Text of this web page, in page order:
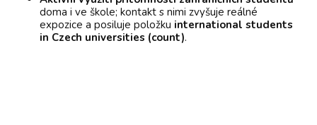
doma i ve škole; kontakt s nimi zvyšuje reálné
expozice a posiluje položku international students
in Czech universities (count).